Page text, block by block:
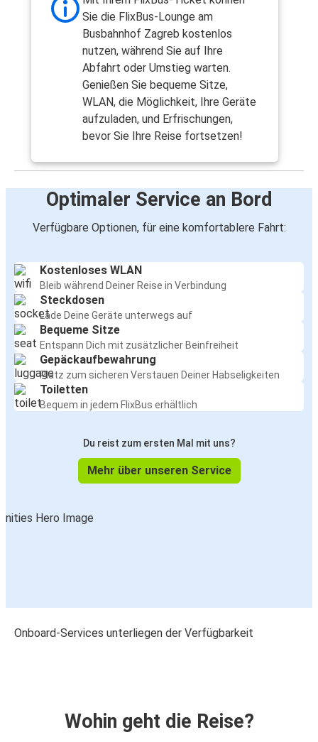
Sie die FlixBus-Lounge am
Busbahnhof Zagreb kostenlos
nutzen, während Sie auf Ihre
Abfahrt oder Umstieg warten.
Genießen Sie bequeme Sitze,
WLAN, die Möglichkeit, Ihre Geräte
aufzuladen, und Erfrischungen,
bevor Sie Ihre Reise fortsetzen!
Optimaler Service an Bord
Verfügbare Optionen, für eine komfortablere Fahrt:
Kostenloses WLAN
Bleib während Deiner Reise in Verbindung
Steckdosen
Lade Deine Geräte unterwegs auf
Bequeme Sitze
Entspann Dich mit zusätzlicher Beinfreiheit
Gepäckaufbewahrung
Platz zum sicheren Verstauen Deiner Habseligkeiten
Toiletten
Bequem in jedem FlixBus erhältlich
Du reist zum ersten Mal mit uns?
Mehr über unseren Service
Onboard-Services unterliegen der Verfügbarkeit
Wohin geht die Reise?